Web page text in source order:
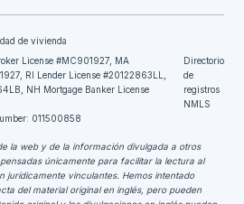
de vivienda
License #MC901927, MA
RI Lender License #20122863LL,
NH Mortgage Banker License
Directorio
de
registros
NMLS
011500858
la web y de la información divulgada a otros
únicamente para facilitar la lectura al
jurídicamente vinculantes. Hemos intentado
del material original en inglés, pero pueden